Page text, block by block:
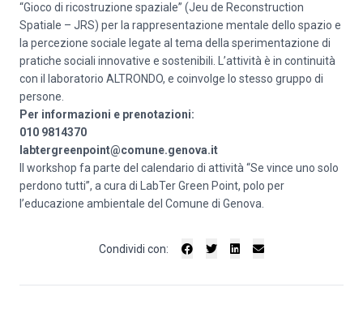
“Gioco di ricostruzione spaziale” (Jeu de Reconstruction
Spatiale – JRS) per la rappresentazione mentale dello spazio e
la percezione sociale legate al tema della sperimentazione di
pratiche sociali innovative e sostenibili. L’attività è in continuità
con il laboratorio ALTRONDO, e coinvolge lo stesso gruppo di
persone.
Per informazioni e prenotazioni:
010 9814370
labtergreenpoint@comune.genova.it
Il workshop fa parte del calendario di attività “Se vince uno solo
perdono tutti”, a cura di LabTer Green Point, polo per
l’educazione ambientale del Comune di Genova.
Condividi con: